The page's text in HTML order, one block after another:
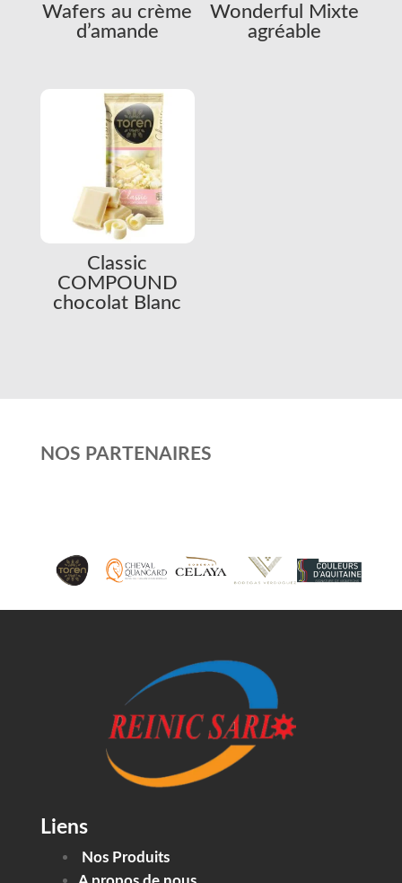
Wafers au crème
d’amande
Wonderful Mixte
agréable
Classic
COMPOUND
chocolat Blanc
NOS PARTENAIRES
Liens
Nos Produits